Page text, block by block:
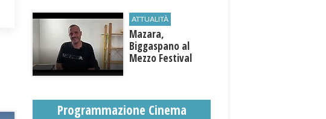
ATTUALITÀ
Mazara,
Biggaspano al
Mezzo Festival
Programmazione Cinema